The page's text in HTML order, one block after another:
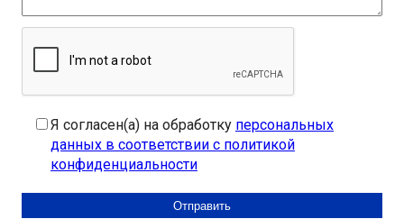
Я согласен(а) на обработку персональных
данных в соответствии с политикой
конфиденциальности